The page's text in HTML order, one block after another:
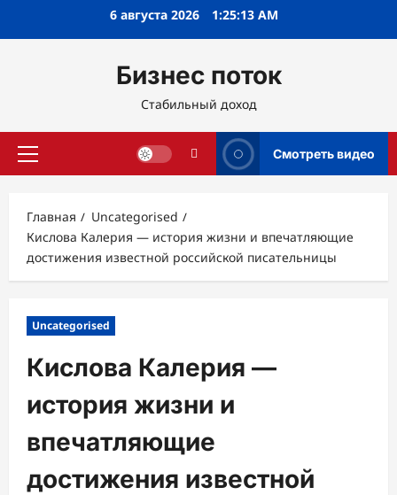
6 августа 2026 1:25:14 AM
Бизнес поток
Стабильный доход
Основное
Смотреть видео
Главная
Uncategorised
Кислова Калерия — история жизни и впечатляющие
достижения известной российской писательницы
Uncategorised
Кислова Калерия —
история жизни и
впечатляющие
достижения известной